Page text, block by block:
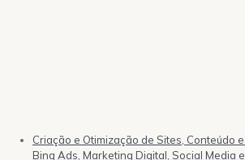
Criação e Otimização de Sites, Conteúdo
Bing Ads, Marketing Digital, Social Media